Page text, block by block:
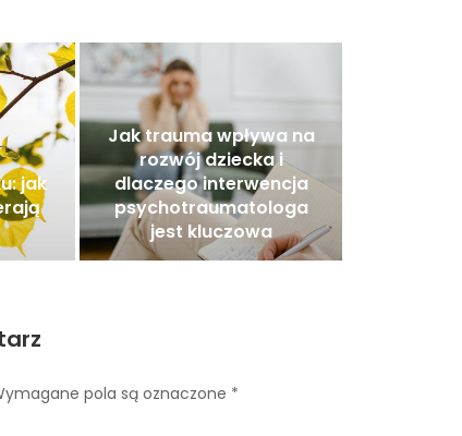
jak
Jak trauma wpływa na
rozwój dziecka i
dlaczego interwencja
psychotraumatologa
jest kluczowa
pola są oznaczone *